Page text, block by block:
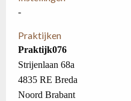
-
Praktijken
Praktijk076
Strijenlaan 68a
4835 RE Breda
Noord Brabant